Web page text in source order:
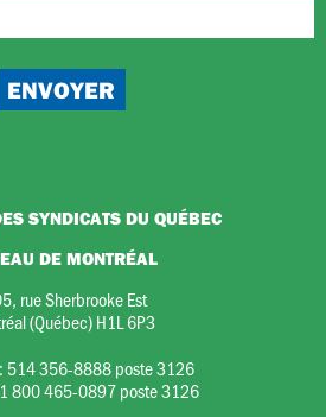
SYNDICATS DU QUÉBEC
DE MONTRÉAL
rue Sherbrooke Est
(Québec) H1L 6P3
514 356-8888 poste 3126
1 800 465-0897 poste 3126